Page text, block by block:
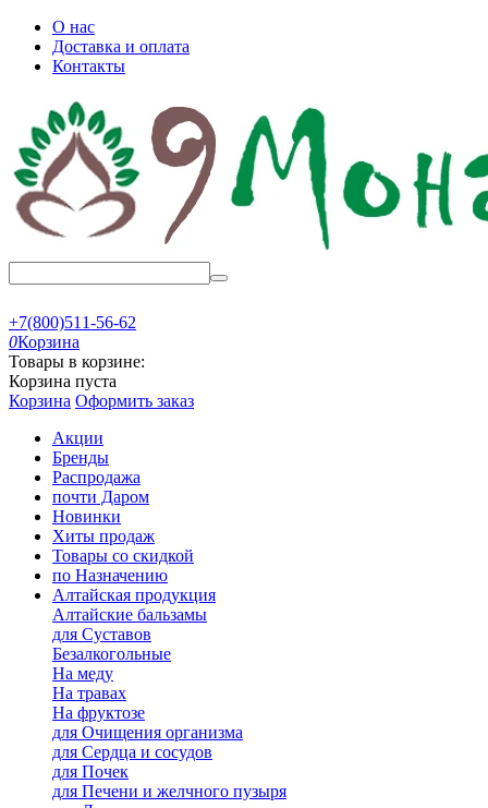
О нас
Доставка и оплата
Контакты
+7(800)511-56-62
0Корзина
Товары в корзине:
Корзина пуста
Корзина Оформить заказ
Акции
Бренды
Распродажа
почти Даром
Новинки
Хиты продаж
Товары со скидкой
по Назначению
Алтайская продукция
Алтайские бальзамы
для Суставов
Безалкогольные
На меду
На травах
На фруктозе
для Очищения организма
для Сердца и сосудов
для Почек
для Печени и желчного пузыря